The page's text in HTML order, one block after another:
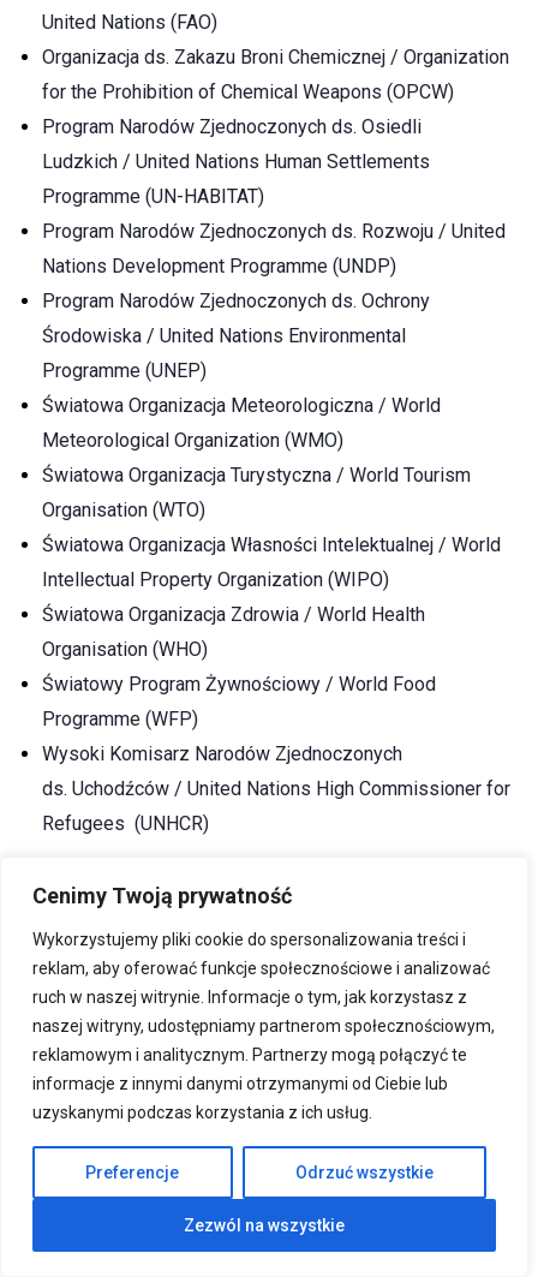
Cenimy Twoją prywatność
Wykorzystujemy pliki cookie do spersonalizowania treści i
reklam, aby oferować funkcje społecznościowe i analizować
ruch w naszej witrynie. Informacje o tym, jak korzystasz z
naszej witryny, udostępniamy partnerom społecznościowym,
reklamowym i analitycznym. Partnerzy mogą połączyć te
informacje z innymi danymi otrzymanymi od Ciebie lub
uzyskanymi podczas korzystania z ich usług.
Preferencje Odrzuć wszystkie
Zezwól na wszystkie
United Nations (FAO)
Organizacja ds. Zakazu Broni Chemicznej / Organization
for the Prohibition of Chemical Weapons (OPCW)
Program Narodów Zjednoczonych ds. Osiedli
Ludzkich / United Nations Human Settlements
Programme (UN-HABITAT)
Program Narodów Zjednoczonych ds. Rozwoju / United
Nations Development Programme (UNDP)
Program Narodów Zjednoczonych ds. Ochrony
Środowiska / United Nations Environmental
Programme (UNEP)
Światowa Organizacja Meteorologiczna / World
Meteorological Organization (WMO)
Światowa Organizacja Turystyczna / World Tourism
Organisation (WTO)
Światowa Organizacja Własności Intelektualnej / World
Intellectual Property Organization (WIPO)
Światowa Organizacja Zdrowia / World Health
Organisation (WHO)
Światowy Program Żywnościowy / World Food
Programme (WFP)
Wysoki Komisarz Narodów Zjednoczonych
ds. Uchodźców / United Nations High Commissioner for
Refugees (UNHCR)
prowadzą nabory znajdują się na naszej
stronieGOV.PL/DYPLOMACJA.
Zapraszamy do aplikowania!
Warsztaty pt. „Jak rozpoznać
dezinformację?” w Kielcach